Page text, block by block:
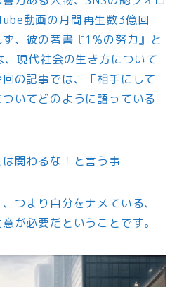
動画の月間再生数3億回
、彼の著書『1%の努力』と
、現代社会の生き方について
の記事では、「相手にして
いてどのように語っている
関わるな！と言う事
、つまり自分をナメている、
が必要だということです。